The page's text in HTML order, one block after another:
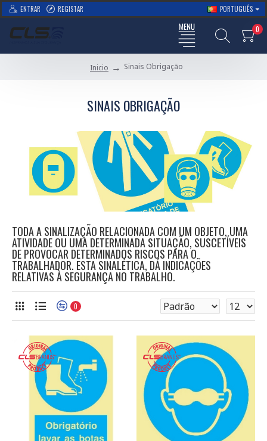
ENTRAR REGISTAR PORTUGUÊS
0
Inicio Sinais Obrigação
SINAIS OBRIGAÇÃO
TODA A SINALIZAÇÃO RELACIONADA COM UM OBJETO, UMA
ATIVIDADE OU UMA DETERMINADA SITUAÇÃO, SUSCETÍVEIS
DE PROVOCAR DETERMINADOS RISCOS PARA O
TRABALHADOR. ESTA SINALÉTICA, DÁ INDICAÇÕES
RELATIVAS À SEGURANÇA NO TRABALHO.
0